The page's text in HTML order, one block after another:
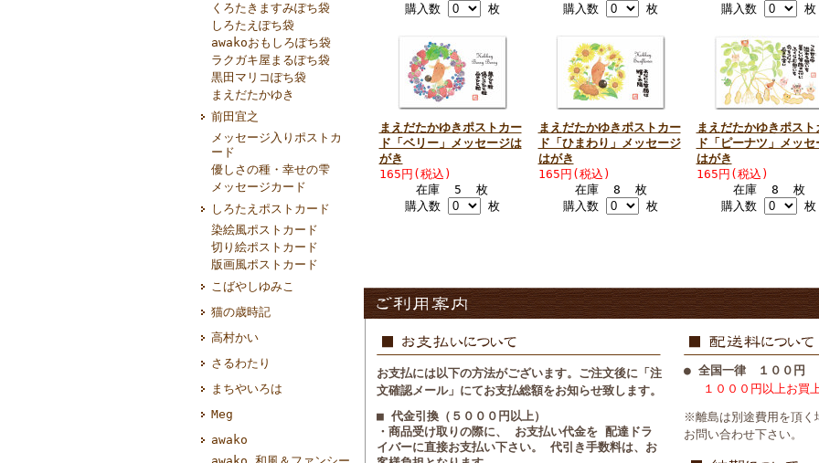
くろたきますみぽち袋
しろたえぽち袋
awakoおもしろぽち袋
ラクガキ屋まるぽち袋
黒田マリコぽち袋
まえだたかゆき
前田宜之
メッセージ入りポストカ
ード
優しさの種・幸せの雫
メッセージカード
しろたえポストカード
染絵風ポストカード
切り絵ポストカード
版画風ポストカード
こばやしゆみこ
猫の歳時記
高村かい
さるわたり
まちやいろは
Meg
awako
購入数
枚
購入数
枚
購入数
枚
まえだたかゆきポストカー
ド「ベリー」メッセージは
がき
165円(税込)
在庫 5 枚
購入数
枚
まえだたかゆきポストカー
ド「ひまわり」メッセージ
はがき
165円(税込)
在庫 8 枚
購入数
枚
まえだたかゆきポスト
ド「ピーナツ」メッセ
はがき
165円(税込)
在庫 8 枚
購入数
枚
お支払には以下の方法がございます。ご注文後に「注
文確認メール」にてお支払総額をお知らせ致します。
■ 代金引換（５０００円以上）
・商品受け取りの際に、 お支払い代金を 配達ドラ
イバーに直接お支払い下さい。 代引き手数料は、お
● 全国一律 １００円
１０００円以上お買
※離島は別途費用を頂く
お問い合わせ下さい。